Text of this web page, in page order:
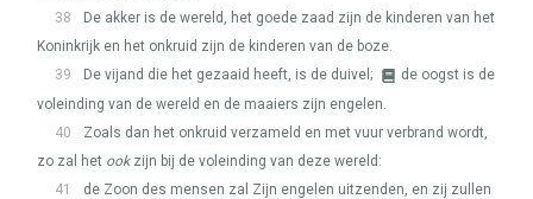
38
De akker is de wereld, het goede zaad zijn de kinderen van het
Koninkrijk en het onkruid zijn de kinderen van de boze.
39
De vijand die het gezaaid heeft, is de duivel;
de oogst is de
voleinding van de wereld en de maaiers zijn engelen.
40
Zoals dan het onkruid verzameld en met vuur verbrand wordt,
zo zal het ookzijn bij de voleinding van deze wereld:
41
de Zoon des mensen zal Zijn engelen uitzenden, en zij zullen